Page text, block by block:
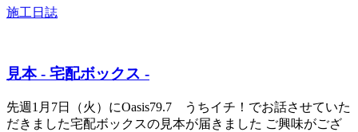
施工日誌
見本 - 宅配ボックス -
先週1月7日（火）にOasis79.7 うちイチ！でお話させていた
だきました宅配ボックスの見本が届きました ご興味がござ